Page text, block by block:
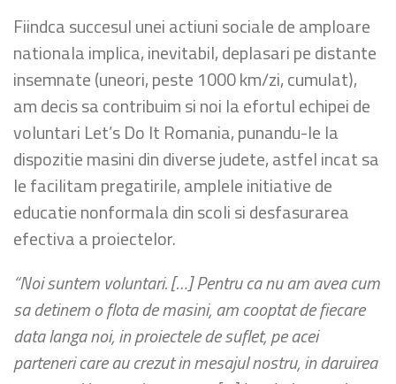
Fiindca succesul unei actiuni sociale de amploare
nationala implica, inevitabil, deplasari pe distante
insemnate (uneori, peste 1000 km/zi, cumulat),
am decis sa contribuim si noi la efortul echipei de
voluntari Let’s Do It Romania, punandu-le la
dispozitie masini din diverse judete, astfel incat sa
le facilitam pregatirile, amplele initiative de
educatie nonformala din scoli si desfasurarea
efectiva a proiectelor.
“Noi suntem voluntari. […] Pentru ca nu am avea cum
sa detinem o flota de masini, am cooptat de fiecare
data langa noi, in proiectele de suflet, pe acei
parteneri care au crezut in mesajul nostru, in daruirea